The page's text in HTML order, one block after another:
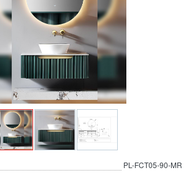
PL-FCT05-90-MR